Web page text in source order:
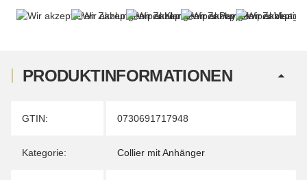
PRODUKTINFORMATIONEN
Produkteigenschaft
Wert
GTIN: 0730691717948
Kategorie: Collier mit Anhänger